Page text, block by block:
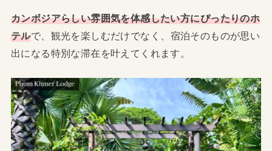
カンボジアらしい雰囲気を体感したい方にぴったりのホ
テルで、観光を楽しむだけでなく、宿泊そのものが思い
出になる特別な滞在を叶えてくれます。